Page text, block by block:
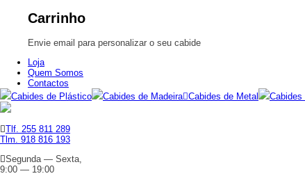
Carrinho
Envie email para personalizar o seu cabide
Loja
Quem Somos
Contactos
Cabides de Plástico
Cabides de Madeira Cabides de Metal Cabides
Tlf. 255 811 289
Tlm. 918 816 193
Segunda — Sexta,
9:00 — 19:00